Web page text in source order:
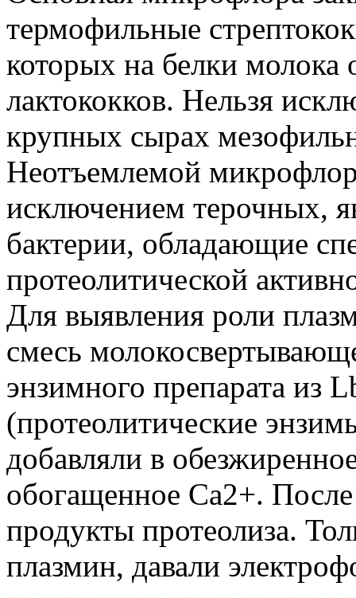
термофильные
которых на белки молока
лактококков. Нельзя
крупных сырах
Неотъемлемой
исключением терочных,
бактерии, обладающие
протеолитической
Для выявления роли
смесь
энзимного препарата из
(протеолитические
добавляли в
обогащенное Ca2+.
продукты протеолиза.
плазмин, давали